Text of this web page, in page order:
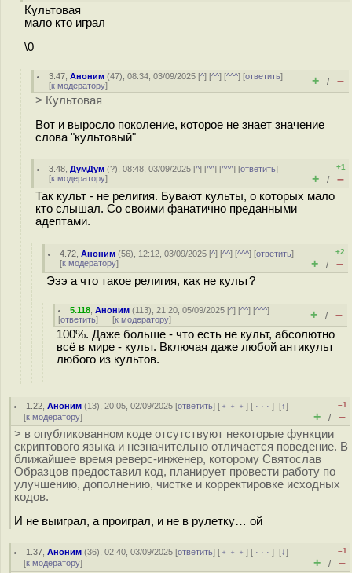
Культовая
мало кто играл
\0
3.47 ,Аноним (47), 08:34, 03/09/2025 [^] [^^] [^^^] [ответить]
[к модератору] + / –
> Культовая
Вот и выросло поколение, которое не знает значение
слова "культовый"
3.48 ,ДумДум (?), 08:48, 03/09/2025 [^] [^^] [^^^] [ответить]
[к модератору]
+1
+ / –
Так культ - не религия. Бувают культы, о которых мало
кто слышал. Со своими фанатично преданными
адептами.
4.72 ,Аноним (56), 12:12, 03/09/2025 [^] [^^] [^^^] [ответить]
[к модератору]
+2
+ / –
Эээ а что такое религия, как не культ?
5.118 ,Аноним (113), 21:20, 05/09/2025 [^] [^^] [^^^]
[ответить] [к модератору] + / –
100%. Даже больше - что есть не культ, абсолютно
всё в мире - культ. Включая даже любой антикульт
любого из культов.
1.22 ,Аноним (13), 20:05, 02/09/2025 [ответить] [ ﹢﹢﹢] [ · · ·][↑]
[к модератору]
–1
+ / –
> в опубликованном коде отсутствуют некоторые функции
скриптового языка и незначительно отличается поведение. В
ближайшее время реверс-инженер, которому Святослав
Образцов предоставил код, планирует провести работу по
улучшению, дополнению, чистке и корректировке исходных
кодов.
И не выиграл, а проиграл, и не в рулетку… ой
1.37 ,Аноним (36), 02:40, 03/09/2025 [ответить] [ ﹢﹢﹢] [ · · ·][↓]
[к модератору]
–1
+ / –